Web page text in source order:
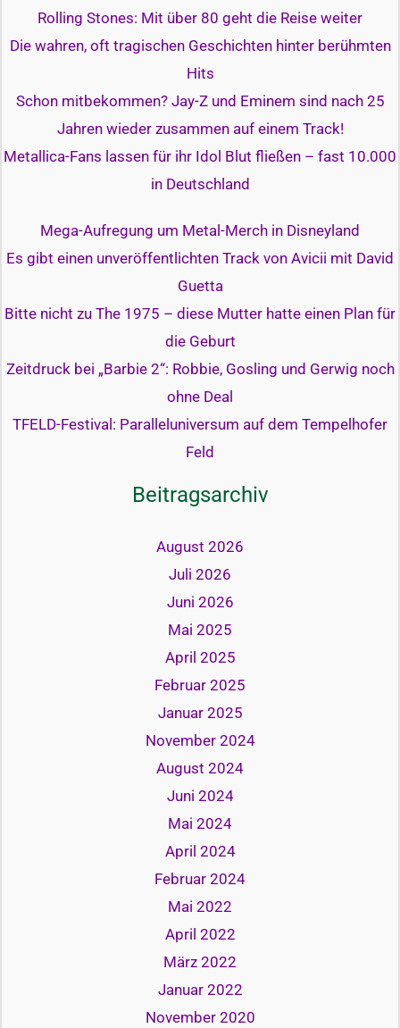
Rolling Stones: Mit über 80 geht die Reise weiter
Die wahren, oft tragischen Geschichten hinter berühmten
Hits
Schon mitbekommen? Jay-Z und Eminem sind nach 25
Jahren wieder zusammen auf einem Track!
Metallica-Fans lassen für ihr Idol Blut fließen – fast 10.000
in Deutschland
Mega-Aufregung um Metal-Merch in Disneyland
Es gibt einen unveröffentlichten Track von Avicii mit David
Guetta
Bitte nicht zu The 1975 – diese Mutter hatte einen Plan für
die Geburt
Zeitdruck bei „Barbie 2“: Robbie, Gosling und Gerwig noch
ohne Deal
TFELD-Festival: Paralleluniversum auf dem Tempelhofer
Feld
Beitragsarchiv
August 2026
Juli 2026
Juni 2026
Mai 2025
April 2025
Februar 2025
Januar 2025
November 2024
August 2024
Juni 2024
Mai 2024
April 2024
Februar 2024
Mai 2022
April 2022
März 2022
Januar 2022
November 2020